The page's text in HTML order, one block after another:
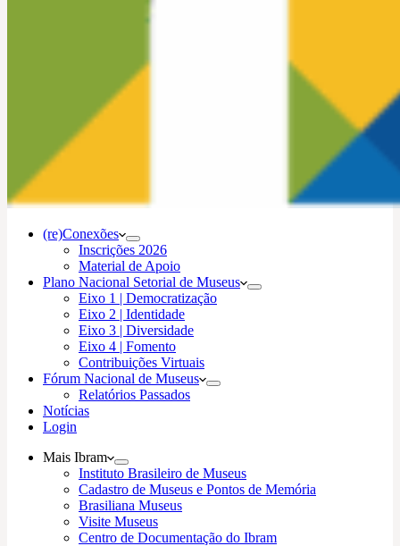
(re)Conexões
Inscrições 2026
Material de Apoio
Plano Nacional Setorial de Museus
Eixo 1 | Democratização
Eixo 2 | Identidade
Eixo 3 | Diversidade
Eixo 4 | Fomento
Contribuições Virtuais
Fórum Nacional de Museus
Relatórios Passados
Notícias
Login
Mais Ibram
Instituto Brasileiro de Museus
Cadastro de Museus e Pontos de Memória
Brasiliana Museus
Visite Museus
Centro de Documentação do Ibram